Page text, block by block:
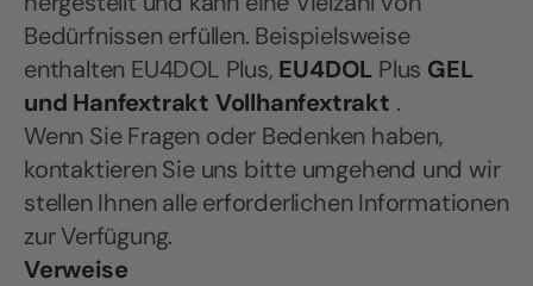
Bedürfnissen erfüllen. Beispielsweise
enthalten EU4DOL Plus, EU4DOL Plus GEL
und Hanfextrakt Vollhanfextrakt .
Wenn Sie Fragen oder Bedenken haben,
kontaktieren Sie uns bitte umgehend und wir
stellen Ihnen alle erforderlichen Informationen
zur Verfügung.
Verweise